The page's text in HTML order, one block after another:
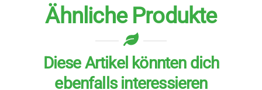
Ähnliche Produkte
Diese Artikel könnten dich
ebenfalls interessieren